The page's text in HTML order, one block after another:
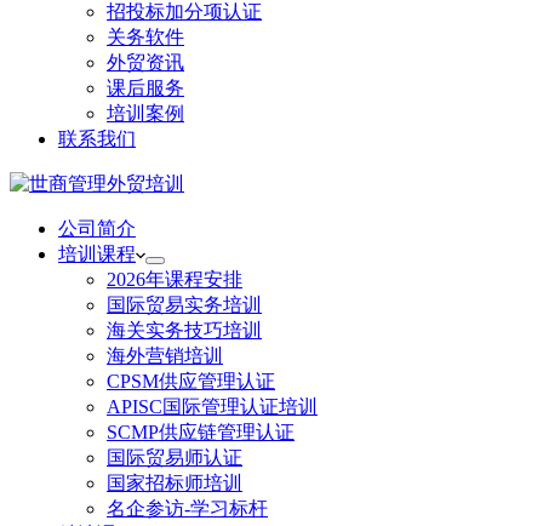
招投标加分项认证
关务软件
外贸资讯
课后服务
培训案例
联系我们
公司简介
培训课程
2026年课程安排
国际贸易实务培训
海关实务技巧培训
海外营销培训
CPSM供应管理认证
APISC国际管理认证培训
SCMP供应链管理认证
国际贸易师认证
国家招标师培训
名企参访-学习标杆